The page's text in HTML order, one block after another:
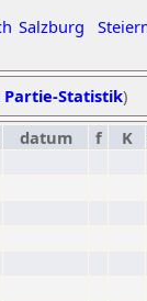
Salzburg
Statistik)
datum f K